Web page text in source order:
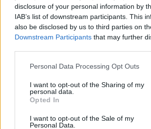
disclosure of your personal information by
IAB’s list of downstream participants. This
also be disclosed by us to third parties on
Downstream Participants that may further
Personal Data Processing Opt Outs
I want to opt-out of the Sharing of my
personal data.
Opted In
I want to opt-out of the Sale of my
Personal Data.
Φωτιά σε εγκαταλελειμμένο κτίριο στο
08:15
ΟΦΗ: Αυτός πρέπει να είναι, καταρχήν, ο
Σούπερ Καπ
Πυρά σε λύκειο στην Ταϊλάνδη -
08:06
Αρκαδική Εθελοθυσία